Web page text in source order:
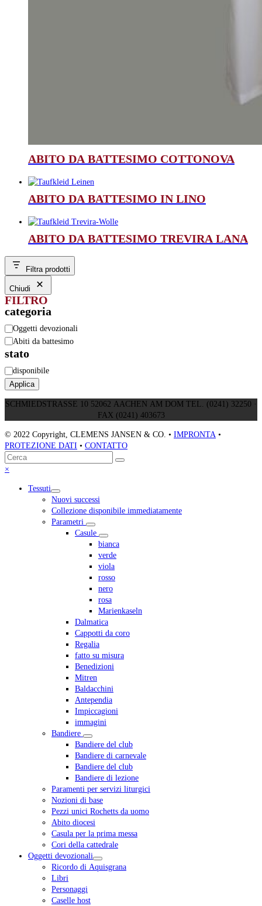
ABITO DA BATTESIMO COTTONOVA
ABITO DA BATTESIMO IN LINO
ABITO DA BATTESIMO TREVIRA LANA
Filtra prodotti
Chiudi
FILTRO
categoria
Categoria
Oggetti devozionali
Abiti da battesimo
stato
Statodisponibile
Applica
SCHMIEDSTRASSE 10 52062 AACHEN AM DOM TEL. (0241) 32250 ·
FAX (0241) 403673
© 2022 Copyright, CLEMENS JANSEN & CO. • IMPRONTA •
PROTEZIONE DATI • CONTATTO
Torna
in
Cerca
Invia
×
menu
Tessuti
Nuovi successi
Collezione disponibile immediatamente
Parametri
Casule
bianca
verde
viola
rosso
nero
rosa
Marienkaseln
Dalmatica
Cappotti da coro
Regalia
fatto su misura
Benedizioni
Mitren
Baldacchini
Antependia
Impiccagioni
immagini
Bandiere
Bandiere del club
Bandiere di carnevale
Bandiere del club
Bandiere di lezione
Paramenti per servizi liturgici
Nozioni di base
Pezzi unici Rochetts da uomo
Abito diocesi
Casula per la prima messa
Cori della cattedrale
Oggetti devozionali
Ricordo di Aquisgrana
Libri
Personaggi
Caselle host